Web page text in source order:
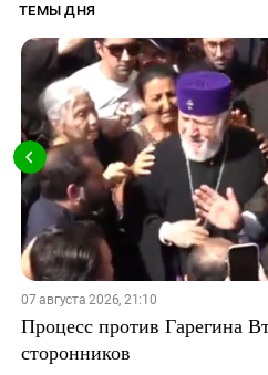
ТЕМЫ ДНЯ
07 августа 2026, 21:10
Процесс против Гарегина
сторонников